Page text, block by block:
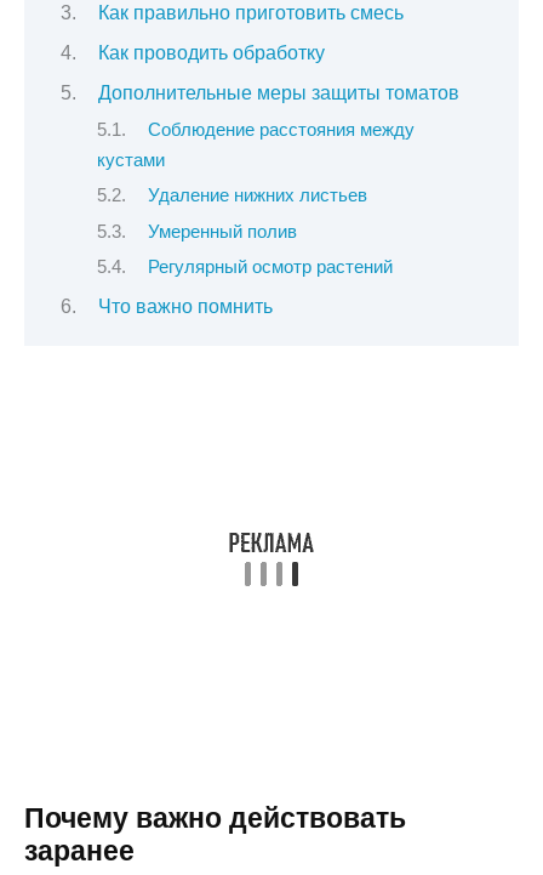
Как правильно приготовить смесь
Как проводить обработку
Дополнительные меры защиты томатов
Соблюдение расстояния между
кустами
Удаление нижних листьев
Умеренный полив
Регулярный осмотр растений
Что важно помнить
Почему важно действовать
заранее